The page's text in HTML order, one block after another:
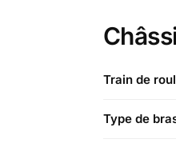
Train de
Type de